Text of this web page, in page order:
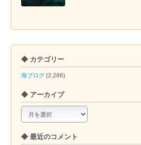
◆ カテゴリー
海ブログ (2,286)
◆ アーカイブ
◆
ア
カ
◆ 最近のコメント